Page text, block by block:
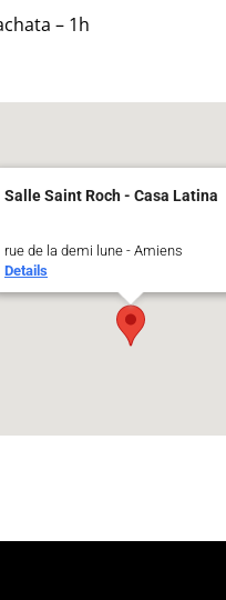
– 1h
Salle Saint Roch - Casa Latina
rue de la demi lune - Amiens
Details